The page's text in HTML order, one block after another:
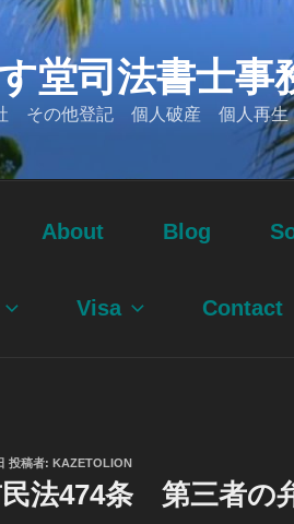
堂司法書士
その他登記 個人破産 個人再
About Blog
Visa Contact
投稿者: KAZETOLION
法474条 第三者の